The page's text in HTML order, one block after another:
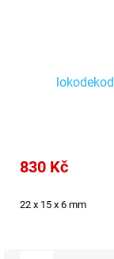
830 Kč
22 x 15 x 6 mm